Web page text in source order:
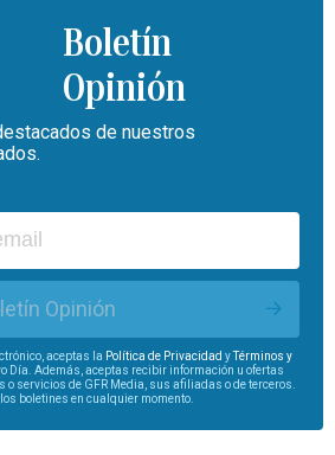
Boletín
Opinión
de nuestros
Opinión
aceptas la Política de Privacidad yTérminos y
Día. Además, aceptas recibir información u ofertas
o servicios de GFR Media, sus afiliadas o de terceros.
boletines en cualquier momento.